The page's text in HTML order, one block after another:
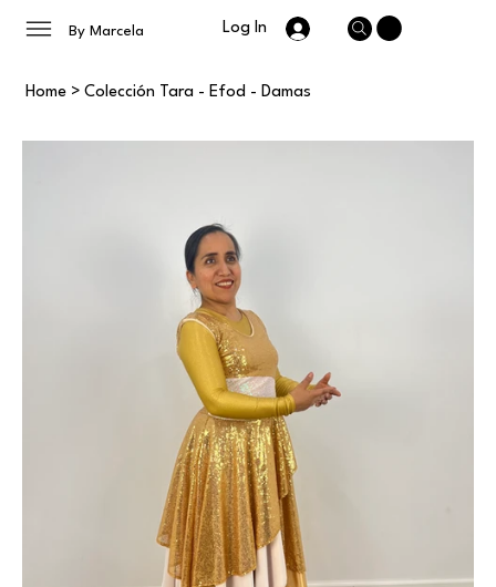
By Marcela Log In
Home > Colección Tara - Efod - Damas